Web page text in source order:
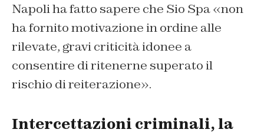
Napoli ha fatto sapere che Sio Spa «non
ha fornito motivazione in ordine alle
rilevate, gravi criticità idonee a
consentire di ritenerne superato il
rischio di reiterazione».
Intercettazioni criminali, la